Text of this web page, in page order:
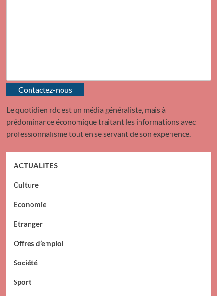
Contactez-nous
Le quotidien rdc est un média généraliste, mais à
prédominance économique traitant les informations avec
professionnalisme tout en se servant de son expérience.
ACTUALITES
Culture
Economie
Etranger
Offres d’emploi
Société
Sport